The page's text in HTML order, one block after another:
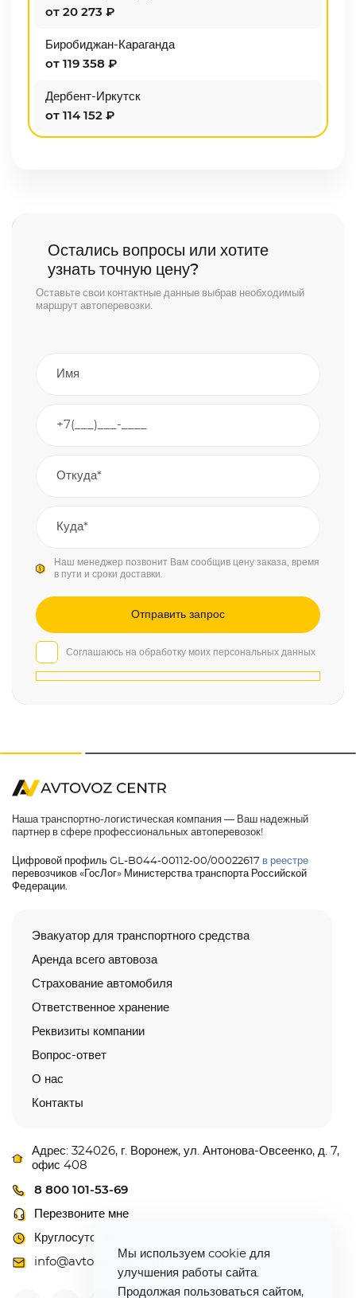
от 20 273 ₽
Биробиджан-Караганда
от 119 358 ₽
Дербент-Иркутск
от 114 152 ₽
Остались вопросы или хотите
узнать точную цену?
Оставьте свои контактные данные выбрав необходимый
маршрут автоперевозки.
Наш менеджер позвонит Вам сообщив цену заказа, время
в пути и сроки доставки.
Соглашаюсь на обработку моих персональных данных
Наша транспортно-логистическая компания — Ваш надежный
партнер в сфере профессиональных автоперевозок!
Цифровой профиль GL-B044-00112-00/00022617 в реестре
перевозчиков «ГосЛог» Министерства транспорта Российской
Федерации.
Эвакуатор для транспортного средства
Аренда всего автовоза
Страхование автомобиля
Ответственное хранение
Реквизиты компании
Вопрос-ответ
О нас
Контакты
Адрес: 324026, г. Воронеж, ул. Антонова-Овсеенко, д. 7,
офис 408
8 800 101-53-69
Перезвоните мне
Круглосуточно
info@avtovoz-centr.ru
Мы используем cookie для
улучшения работы сайта.
Продолжая пользоваться сайтом,